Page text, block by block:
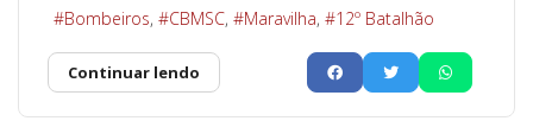
Bombeiros CBMSC Maravilha 12º Batalhão
Continuar lendo